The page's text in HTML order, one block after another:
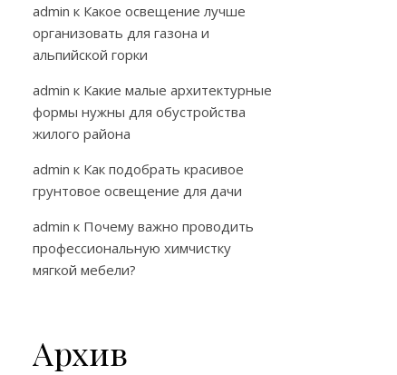
admin к Какое освещение лучше
организовать для газона и
альпийской горки
admin к Какие малые архитектурные
формы нужны для обустройства
жилого района
admin к Как подобрать красивое
грунтовое освещение для дачи
admin к Почему важно проводить
профессиональную химчистку
мягкой мебели?
Архив